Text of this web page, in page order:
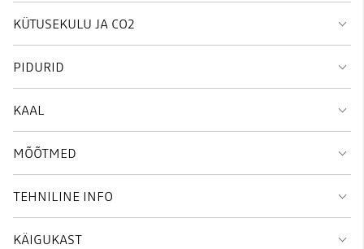
KÜTUSEKULU JA CO2
PIDURID
KAAL
MÕÕTMED
TEHNILINE INFO
KÄIGUKAST